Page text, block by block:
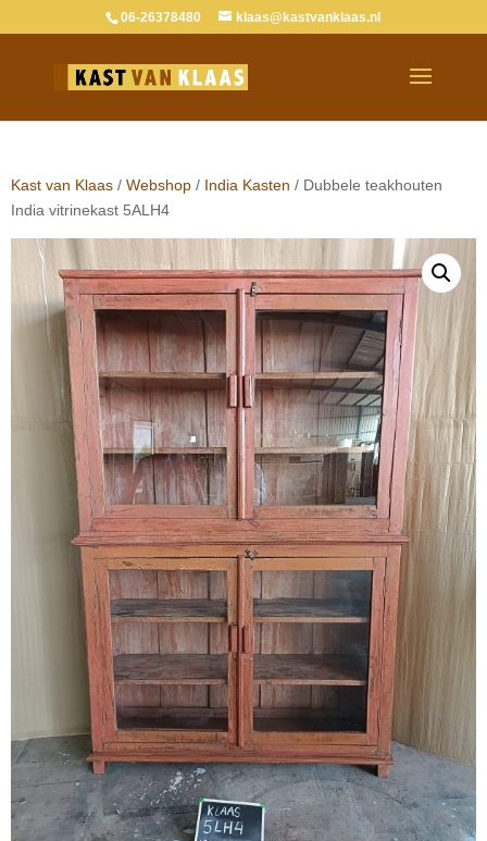
06-26378480 klaas@kastvanklaas.nl
Kast van Klaas / Webshop / India Kasten / Dubbele teakhouten
India vitrinekast 5ALH4